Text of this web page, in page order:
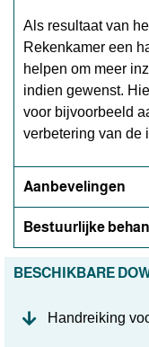
Als resultaat van
Rekenkamer een
helpen om meer
indien gewenst.
voor bijvoorbeeld
verbetering van de
Aanbevelingen
Bestuurlijke
BESCHIKBARE
Handreiking